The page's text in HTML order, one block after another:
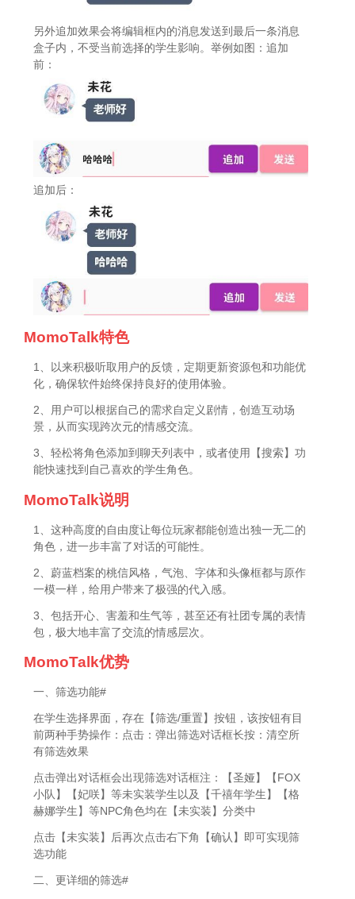
另外追加效果会将编辑框内的消息发送到最后一条消息
盒子内，不受当前选择的学生影响。举例如图：追加
前：
追加后：
MomoTalk特色
1、以来积极听取用户的反馈，定期更新资源包和功能优
化，确保软件始终保持良好的使用体验。
2、用户可以根据自己的需求自定义剧情，创造互动场
景，从而实现跨次元的情感交流。
3、轻松将角色添加到聊天列表中，或者使用【搜索】功
能快速找到自己喜欢的学生角色。
MomoTalk说明
1、这种高度的自由度让每位玩家都能创造出独一无二的
角色，进一步丰富了对话的可能性。
2、蔚蓝档案的桃信风格，气泡、字体和头像框都与原作
一模一样，给用户带来了极强的代入感。
3、包括开心、害羞和生气等，甚至还有社团专属的表情
包，极大地丰富了交流的情感层次。
MomoTalk优势
一、筛选功能#
在学生选择界面，存在【筛选/重置】按钮，该按钮有目
前两种手势操作：点击：弹出筛选对话框长按：清空所
有筛选效果
点击弹出对话框会出现筛选对话框注：【圣娅】【FOX
小队】【妃咲】等未实装学生以及【千禧年学生】【格
赫娜学生】等NPC角色均在【未实装】分类中
点击【未实装】后再次点击右下角【确认】即可实现筛
选功能
二、更详细的筛选#